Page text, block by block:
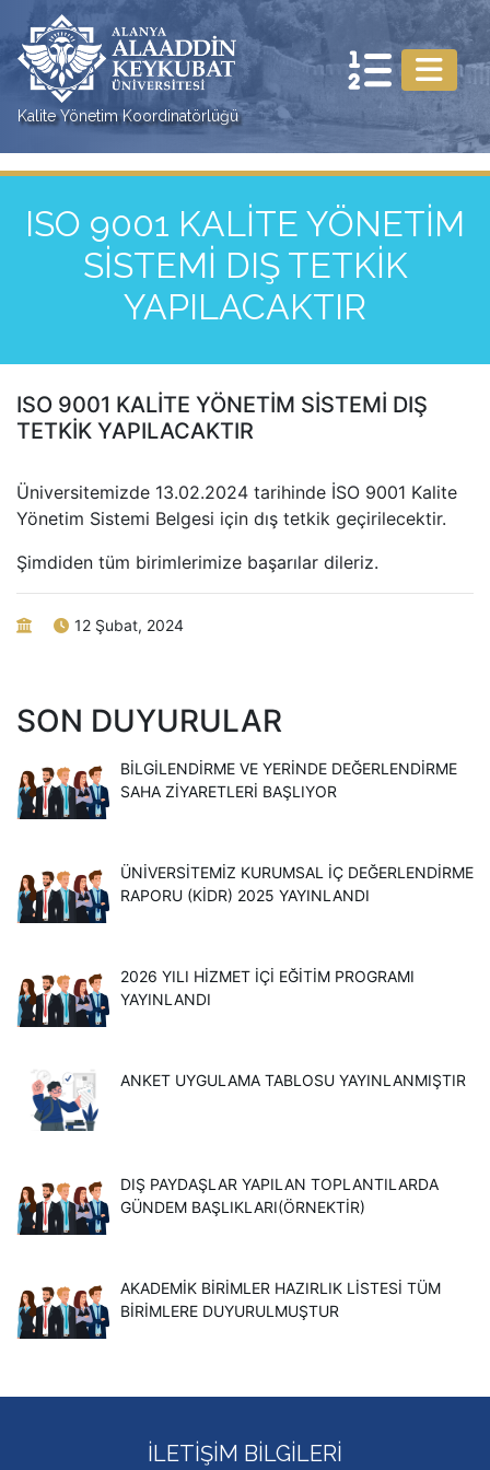
Kalite Yönetim Koordinatörlüğü
ISO 9001 KALİTE YÖNETİM
SİSTEMİ DIŞ TETKİK
YAPILACAKTIR
ISO 9001 KALİTE YÖNETİM SİSTEMİ DIŞ
TETKİK YAPILACAKTIR
Üniversitemizde 13.02.2024 tarihinde İSO 9001 Kalite
Yönetim Sistemi Belgesi için dış tetkik geçirilecektir.
Şimdiden tüm birimlerimize başarılar dileriz.
12 Şubat, 2024
SON DUYURULAR
BILGILENDIRME VE YERINDE DEĞERLENDIRME
SAHA ZIYARETLERI BAŞLIYOR
ÜNİVERSİTEMİZ KURUMSAL İÇ DEĞERLENDİRME
RAPORU (KİDR) 2025 YAYINLANDI
2026 YILI HIZMET IÇI EĞITIM PROGRAMI
YAYINLANDI
ANKET UYGULAMA TABLOSU YAYINLANMIŞTIR
DIŞ PAYDAŞLAR YAPILAN TOPLANTILARDA
GÜNDEM BAŞLIKLARI(ÖRNEKTIR)
AKADEMİK BİRİMLER HAZIRLIK LİSTESİ TÜM
BİRİMLERE DUYURULMUŞTUR
İLETIŞIM BILGILERI